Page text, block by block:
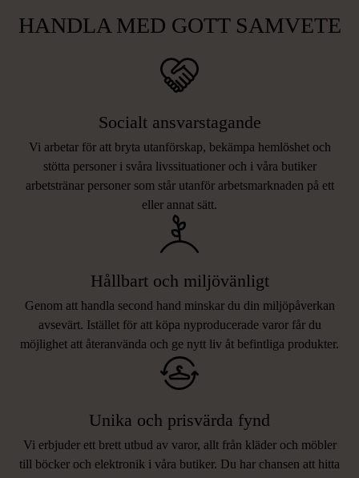
HANDLA MED GOTT SAMVETE
Socialt ansvarstagande
Vi arbetar för att bryta utanförskap, bekämpa hemlöshet och
stötta personer i svåra livssituationer och i våra butiker
arbetstränar personer som står utanför arbetsmarknaden på ett
eller annat sätt.
Hållbart och miljövänligt
Genom att handla second hand minskar du din miljöpåverkan
avsevärt. Istället för att köpa nyproducerade varor får du
möjlighet att återanvända och ge nytt liv åt befintliga produkter.
Unika och prisvärda fynd
Vi erbjuder ett brett utbud av varor, allt från kläder och möbler
till böcker och elektronik i våra butiker. Du har chansen att hitta
LIKNANDE PRODUKTER